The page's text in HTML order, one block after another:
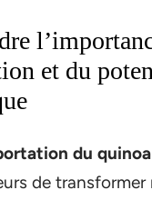
et du
du quinoa
de transformer